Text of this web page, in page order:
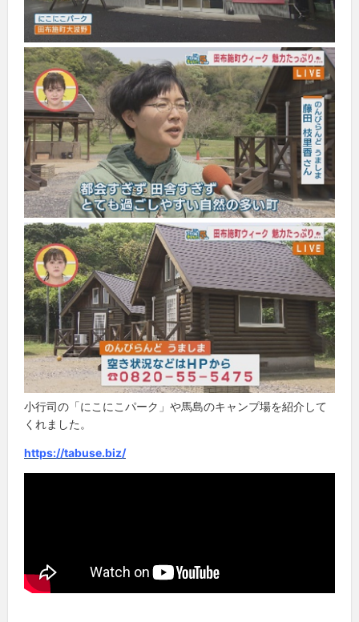
小行司の「にこにこパーク」や馬島のキャンプ場を紹介して
くれました。
https://tabuse.biz/